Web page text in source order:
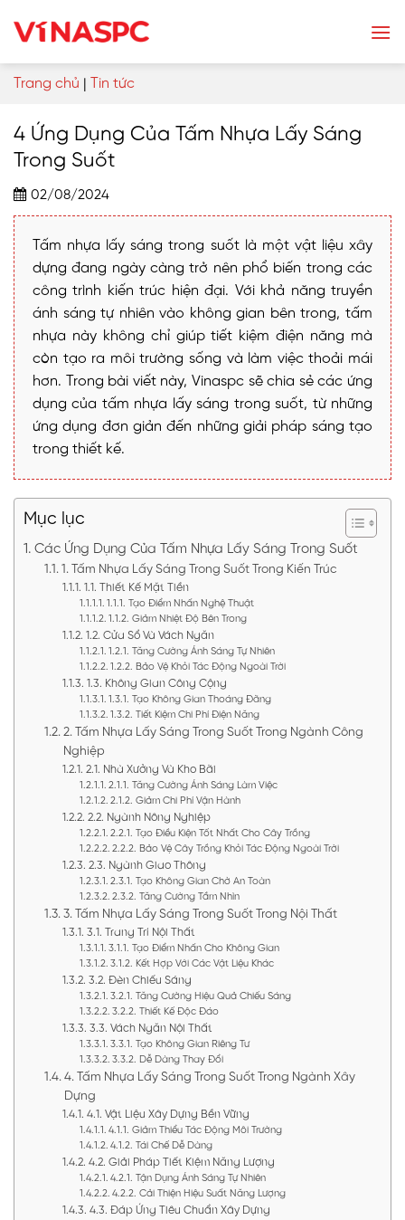
Trang chủ | Tin tức
4 Ứng Dụng Của Tấm Nhựa Lấy Sáng
Trong Suốt
02/08/2024
Tấm nhựa lấy sáng trong suốt là một vật liệu xây
dựng đang ngày càng trở nên phổ biến trong các
công trình kiến trúc hiện đại. Với khả năng truyền
ánh sáng tự nhiên vào không gian bên trong, tấm
nhựa này không chỉ giúp tiết kiệm điện năng mà
còn tạo ra môi trường sống và làm việc thoải mái
hơn. Trong bài viết này, Vinaspc sẽ chia sẻ các ứng
dụng của tấm nhựa lấy sáng trong suốt, từ những
ứng dụng đơn giản đến những giải pháp sáng tạo
trong thiết kế.
Mục lục
Các Ứng Dụng Của Tấm Nhựa Lấy Sáng Trong Suốt
1. Tấm Nhựa Lấy Sáng Trong Suốt Trong Kiến Trúc
1.1. Thiết Kế Mặt Tiền
1.1.1. Tạo Điểm Nhấn Nghệ Thuật
1.1.2. Giảm Nhiệt Độ Bên Trong
1.2. Cửa Sổ Và Vách Ngăn
1.2.1. Tăng Cường Ánh Sáng Tự Nhiên
1.2.2. Bảo Vệ Khỏi Tác Động Ngoài Trời
1.3. Không Gian Công Cộng
1.3.1. Tạo Không Gian Thoáng Đãng
1.3.2. Tiết Kiệm Chi Phí Điện Năng
2. Tấm Nhựa Lấy Sáng Trong Suốt Trong Ngành Công
Nghiệp
2.1. Nhà Xưởng Và Kho Bãi
2.1.1. Tăng Cường Ánh Sáng Làm Việc
2.1.2. Giảm Chi Phí Vận Hành
2.2. Ngành Nông Nghiệp
2.2.1. Tạo Điều Kiện Tốt Nhất Cho Cây Trồng
2.2.2. Bảo Vệ Cây Trồng Khỏi Tác Động Ngoài Trời
2.3. Ngành Giao Thông
2.3.1. Tạo Không Gian Chờ An Toàn
2.3.2. Tăng Cường Tầm Nhìn
3. Tấm Nhựa Lấy Sáng Trong Suốt Trong Nội Thất
3.1. Trang Trí Nội Thất
3.1.1. Tạo Điểm Nhấn Cho Không Gian
3.1.2. Kết Hợp Với Các Vật Liệu Khác
3.2. Đèn Chiếu Sáng
3.2.1. Tăng Cường Hiệu Quả Chiếu Sáng
3.2.2. Thiết Kế Độc Đáo
3.3. Vách Ngăn Nội Thất
3.3.1. Tạo Không Gian Riêng Tư
3.3.2. Dễ Dàng Thay Đổi
4. Tấm Nhựa Lấy Sáng Trong Suốt Trong Ngành Xây
Dựng
4.1. Vật Liệu Xây Dựng Bền Vững
4.1.1. Giảm Thiểu Tác Động Môi Trường
4.1.2. Tái Chế Dễ Dàng
4.2. Giải Pháp Tiết Kiệm Năng Lượng
4.2.1. Tận Dụng Ánh Sáng Tự Nhiên
4.2.2. Cải Thiện Hiệu Suất Năng Lượng
4.3. Đáp Ứng Tiêu Chuẩn Xây Dựng